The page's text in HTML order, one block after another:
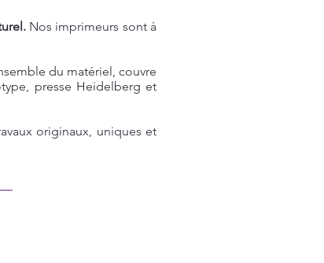
Nos imprimeurs sont à
du matériel, couvre
presse Heidelberg et
originaux, uniques et